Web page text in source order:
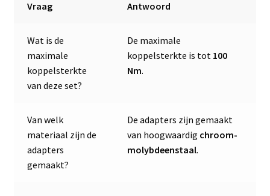
Vraag Antwoord
Wat is de
maximale
koppelsterkte
van deze set?
De maximale
koppelsterkte is tot 100
Nm.
Van welk
materiaal zijn de
adapters
gemaakt?
De adapters zijn gemaakt
van hoogwaardig chroom-
molybdeenstaal.